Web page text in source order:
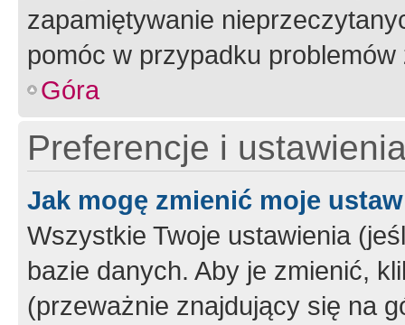
zapamiętywanie
pomóc w przypadku
Góra
Preferencje i
Jak mogę zmienić moje
Wszystkie Twoje ustawienia
bazie danych. Aby je zmienić,
(przeważnie znajdujący się na